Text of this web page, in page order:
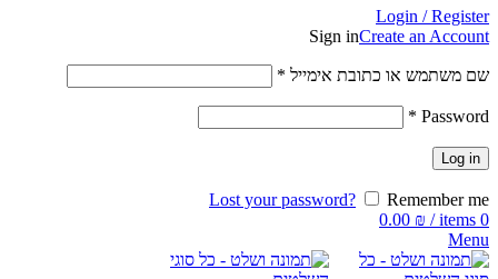
Login / Register
Sign inCreate an Account
שם משתמש או כתובת אימייל *
Password
*
Log in
Lost your password?
Remember me
0
items
/
0.00 ₪
Menu